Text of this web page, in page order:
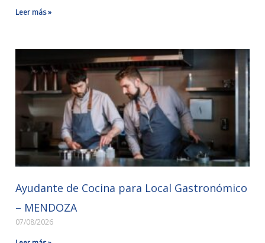
Leer más »
Ayudante de Cocina para Local Gastronómico
– MENDOZA
07/08/2026